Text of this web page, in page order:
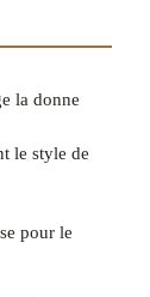
la donne
le style de
pour le